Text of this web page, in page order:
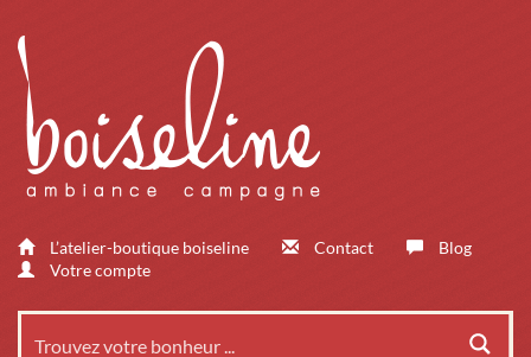
L’atelier-boutique boiseline Contact
Blog
Votre compte